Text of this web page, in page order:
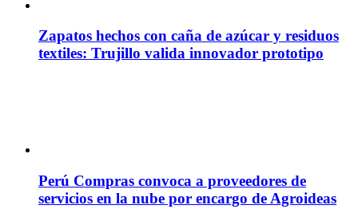
Zapatos hechos con caña de azúcar y residuos
textiles: Trujillo valida innovador prototipo
Perú Compras convoca a proveedores de
servicios en la nube por encargo de Agroideas